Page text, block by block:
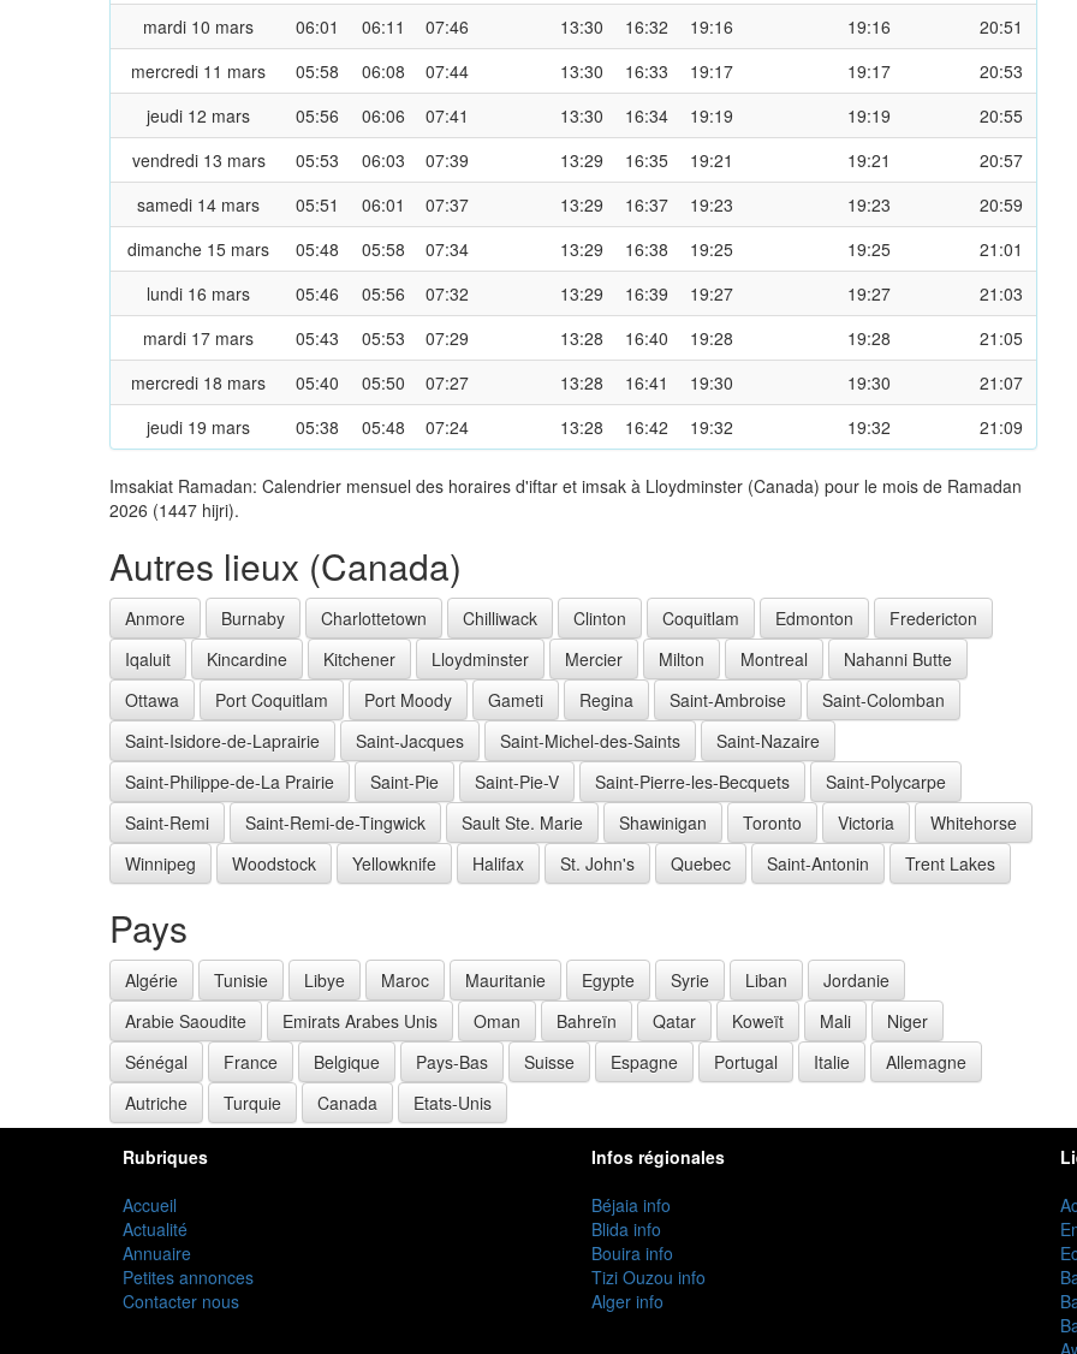
mardi 10 mars
06:01 06:11 07:46 13:30 16:32 19:16 19:16
20:51
mercredi 11 mars
05:58 06:08 07:44 13:30 16:33 19:17 19:17
20:53
jeudi 12 mars
05:56 06:06 07:41 13:30 16:34 19:19 19:19
20:55
vendredi 13 mars
05:53 06:03 07:39 13:29 16:35 19:21 19:21
20:57
samedi 14 mars
05:51 06:01 07:37 13:29 16:37 19:23 19:23
20:59
dimanche 15 mars
05:48 05:58 07:34 13:29 16:38 19:25 19:25
21:01
lundi 16 mars
05:46 05:56 07:32 13:29 16:39 19:27 19:27
21:03
mardi 17 mars
05:43 05:53 07:29 13:28 16:40 19:28 19:28
21:05
mercredi 18 mars
05:40 05:50 07:27 13:28 16:41 19:30 19:30
21:07
jeudi 19 mars
05:38 05:48 07:24 13:28 16:42 19:32 19:32 21:09
Imsakiat Ramadan: Calendrier mensuel des horaires d'iftar et imsak à Lloydminster (Canada) pour le mois de Ramadan
2026 (1447 hijri).
Autres lieux (Canada)
Anmore Burnaby Charlottetown Chilliwack Clinton Coquitlam Edmonton
Fredericton
Iqaluit
Kincardine Kitchener Lloydminster Mercier Milton Montreal
Nahanni Butte
Ottawa
Port Coquitlam Port Moody Gameti Regina Saint-Ambroise
Saint-Colomban
Saint-Isidore-de-Laprairie
Saint-Jacques Saint-Michel-des-Saints
Saint-Nazaire
Saint-Philippe-de-La Prairie
Saint-Pie Saint-Pie-V Saint-Pierre-les-Becquets
Saint-Polycarpe
Saint-Remi
Saint-Remi-de-Tingwick Sault Ste. Marie Shawinigan Toronto Victoria
Whitehorse
Winnipeg
Woodstock Yellowknife Halifax St. John's Quebec Saint-Antonin Trent Lakes
Pays
Algérie Tunisie Libye Maroc Mauritanie Egypte Syrie Liban
Jordanie
Arabie Saoudite
Emirats Arabes Unis Oman Bahreïn Qatar Koweït Mali
Niger
Sénégal
France Belgique Pays-Bas Suisse Espagne Portugal Italie
Allemagne
Autriche
Turquie Canada Etats-Unis
Rubriques
Accueil
Actualité
Annuaire
Petites annonces
Contacter nous
Infos régionales
Béjaia info
Blida info
Bouira info
Tizi Ouzou info
Alger info